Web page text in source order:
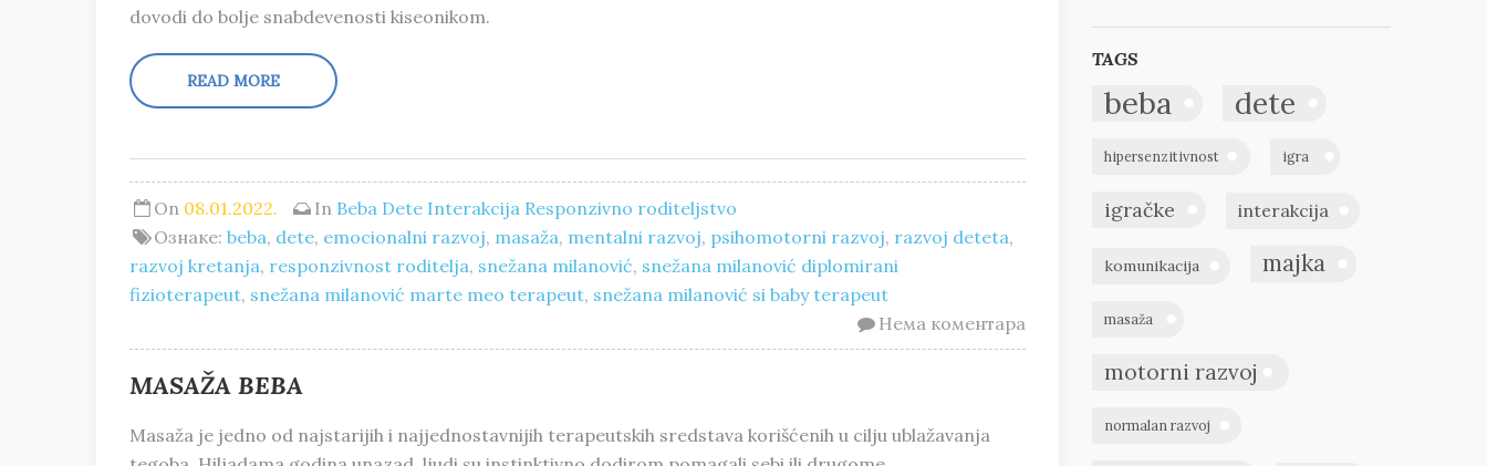
dovodi do bolje snabdevenosti kiseonikom.
READ MORE
On 08.01.2022. In Beba Dete Interakcija Responzivno roditeljstvo
Ознаке:beba, dete, emocionalni razvoj, masaža, mentalni razvoj, psihomotorni razvoj, razvoj deteta,
razvoj kretanja, responzivnost roditelja, snežana milanović, snežana milanović diplomirani
fizioterapeut, snežana milanović marte meo terapeut, snežana milanović si baby terapeut
Нема коментара
MASAŽA BEBA
Masaža je jedno od najstarijih i najjednostavnijih terapeutskih sredstava korišćenih u cilju ublažavanja
TAGS
beba dete
hipersenzitivnost igra
igračke interakcija
komunikacija majka
masaža
motorni razvoj
normalan razvoj